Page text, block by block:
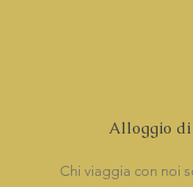
Alloggio
Chi viaggia con noi